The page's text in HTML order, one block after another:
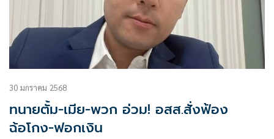
30 มกราคม 2568
ทนายตั้ม-เมีย-พวก อ่วม! อสส.สั่งฟ้อง
ฉ้อโกง-ฟอกเงิน